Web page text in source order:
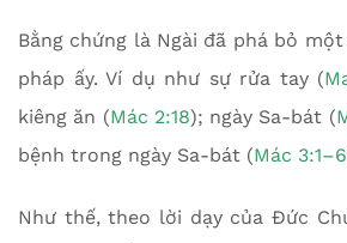
Bằng chứng là Ngài đã phá bỏ
pháp ấy. Ví dụ như sự rửa tay (
kiêng ăn (Mác 2:18); ngày Sa-bát (
bệnh trong ngày Sa-bát (Mác 3:1–6
Như thế, theo lời dạy của Đức